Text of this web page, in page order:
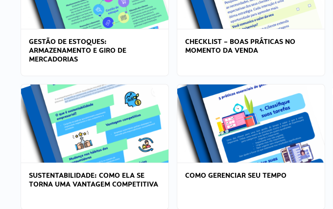
GESTÃO DE ESTOQUES:
ARMAZENAMENTO E GIRO DE
MERCADORIAS
CHECKLIST – BOAS PRÁTICAS NO
MOMENTO DA VENDA
SUSTENTABILIDADE: COMO ELA SE
TORNA UMA VANTAGEM COMPETITIVA
COMO GERENCIAR SEU TEMPO